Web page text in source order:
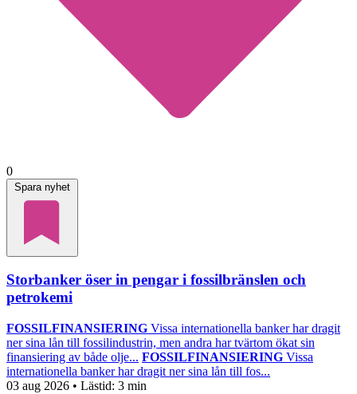
0
Spara nyhet
Storbanker öser in pengar i fossilbränslen och
petrokemi
FOSSILFINANSIERING Vissa internationella banker har dragit
ner sina lån till fossilindustrin, men andra har tvärtom ökat sin
finansiering av både olje... FOSSILFINANSIERING Vissa
internationella banker har dragit ner sina lån till fos...
03 aug 2026 • Lästid: 3 min